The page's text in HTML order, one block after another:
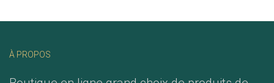
À PROPOS